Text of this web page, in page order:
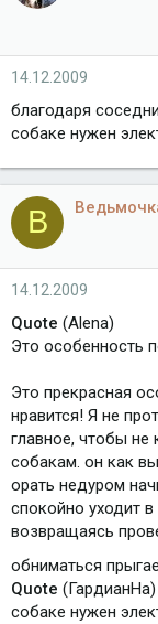
14.12.2009
благодаря
собаке нужен
В
14.12.2009
Quote (Alena)
Это особенность
Это прекрасная
нравится! Я не
главное, чтобы не
собакам. он как
орать недуром
спокойно уходит
возвращаясь
обниматься
Quote (ГардианНа)
собаке нужен